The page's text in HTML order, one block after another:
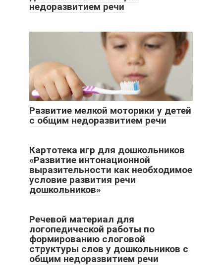
недоразвитием речи
Развитие мелкой моторики у детей
с общим недоразвитием речи
Картотека игр для дошкольников
«Развитие интонационной
выразительности как необходимое
условие развития речи
дошкольников»
Речевой материал для
логопедической работы по
формированию слоговой
структуры слов у дошкольников с
общим недоразвитием речи